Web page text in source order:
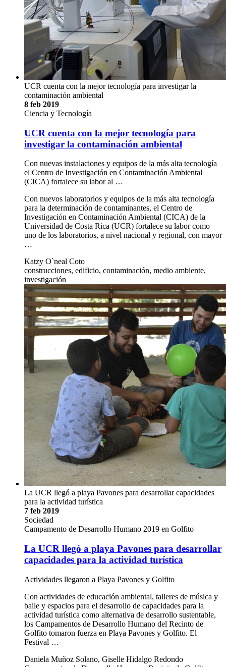
UCR cuenta con la mejor tecnología para investigar la
contaminación ambiental
8 feb 2019
Ciencia y Tecnología
UCR cuenta con la mejor tecnología para
investigar la contaminación ambiental
Con nuevas instalaciones y equipos de la más alta tecnología
el Centro de Investigación en Contaminación Ambiental
(CICA) fortalece su labor al …
Con nuevos laboratorios y equipos de la más alta tecnología
para la determinación de contaminantes, el Centro de
Investigación en Contaminación Ambiental (CICA) de la
Universidad de Costa Rica (UCR) fortalece su labor como
uno de los laboratorios, a nivel nacional y regional, con mayor
…
Katzy O`neal Coto
construcciones, edificio, contaminación, medio ambiente,
investigación
La UCR llegó a playa Pavones para desarrollar capacidades
para la actividad turística
7 feb 2019
Sociedad
Campamento de Desarrollo Humano 2019 en Golfito
La UCR llegó a playa Pavones para desarrollar
capacidades para la actividad turística
Actividades llegaron a Playa Pavones y Golfito
Con actividades de educación ambiental, talleres de música y
baile y espacios para el desarrollo de capacidades para la
actividad turística como alternativa de desarrollo sustentable,
los Campamentos de Desarrollo Humano del Recinto de
Golfito tomaron fuerza en Playa Pavones y Golfito. El
Festival …
Daniela Muñoz Solano, Giselle Hidalgo Redondo